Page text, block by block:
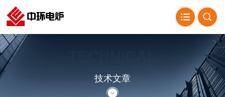
ARTICLE
技术文章